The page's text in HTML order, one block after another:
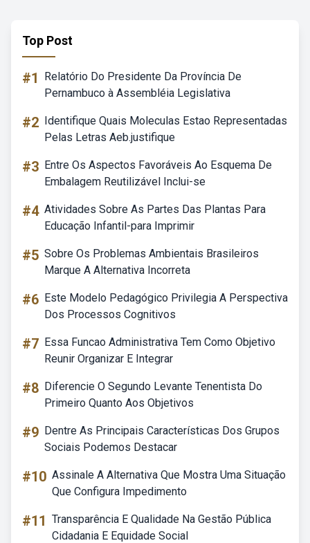
Top Post
#1
Relatório Do Presidente Da Província De
Pernambuco à Assembléia Legislativa
#2 Identifique Quais Moleculas Estao Representadas
Pelas Letras Aeb.justifique
#3 Entre Os Aspectos Favoráveis Ao Esquema De
Embalagem Reutilizável Inclui-se
#4 Atividades Sobre As Partes Das Plantas Para
Educação Infantil-para Imprimir
#5 Sobre Os Problemas Ambientais Brasileiros
Marque A Alternativa Incorreta
#6 Este Modelo Pedagógico Privilegia A Perspectiva
Dos Processos Cognitivos
#7 Essa Funcao Administrativa Tem Como Objetivo
Reunir Organizar E Integrar
#8 Diferencie O Segundo Levante Tenentista Do
Primeiro Quanto Aos Objetivos
#9 Dentre As Principais Características Dos Grupos
Sociais Podemos Destacar
#10 Assinale A Alternativa Que Mostra Uma Situação
Que Configura Impedimento
#11 Transparência E Qualidade Na Gestão Pública
Cidadania E Equidade Social